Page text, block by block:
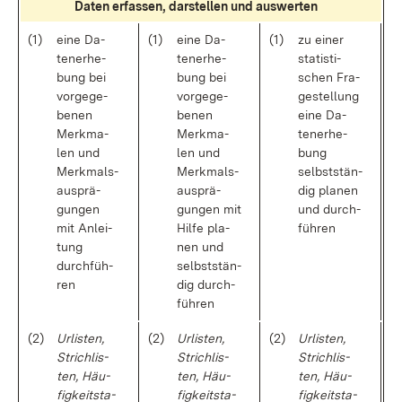
Da­ten er­fas­sen, dar­stel­len und aus­wer­ten
(1)
ei­ne Da­
ten­er­he­
bung bei
vor­ge­ge­
be­nen
Merk­ma­
len und
Merk­mals­
aus­prä­
gun­gen
mit An­lei­
tung
durch­füh­
ren
(1)
ei­ne Da­
ten­er­he­
bung bei
vor­ge­ge­
be­nen
Merk­ma­
len und
Merk­mals­
aus­prä­
gun­gen mit
Hil­fe pla­
nen und
selbst­stän­
dig durch­
füh­ren
(1)
zu ei­ner
sta­tis­ti­
schen Fra­
ge­stel­lung
ei­ne Da­
ten­er­he­
bung
selbst­stän­
dig pla­nen
und durch­
füh­ren
(2)
Ur­lis­ten,
Strich­lis­
ten, Häu­
fig­keits­ta­
(2)
Ur­lis­ten,
Strich­lis­
ten, Häu­
fig­keits­ta­
(2)
Ur­lis­ten,
Strich­lis­
ten, Häu­
fig­keits­ta­